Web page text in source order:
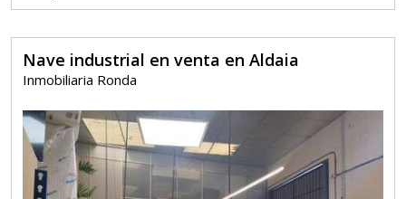
Nave industrial en venta en Aldaia
Inmobiliaria Ronda